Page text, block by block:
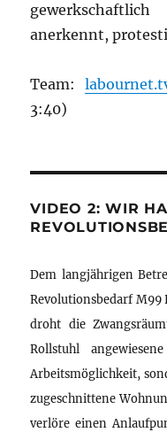
anerkennt,
Team:
3:40)
VIDEO 2: WIR
Dem langjährigen
Revolutionsbedarf M99
droht die
Rollstuhl
Arbeitsmöglichkeit,
zugeschnittene
verlöre einen